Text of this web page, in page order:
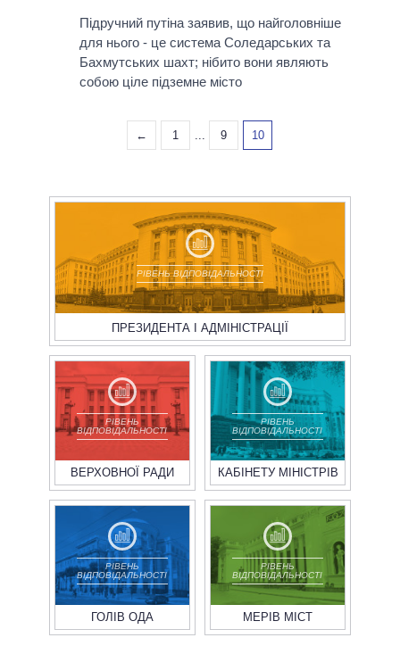
Підручний путіна заявив, що найголовніше
для нього - це система Соледарських та
Бахмутських шахт; нібито вони являють
собою ціле підземне місто
← 1 ... 9 10
РІВЕНЬ ВІДПОВІДАЛЬНОСТІ
ПРЕЗИДЕНТА І АДМІНІСТРАЦІЇ
РІВЕНЬ
ВІДПОВІДАЛЬНОСТІ
ВЕРХОВНОЇ РАДИ
РІВЕНЬ
ВІДПОВІДАЛЬНОСТІ
КАБІНЕТУ МІНІСТРІВ
РІВЕНЬ
ВІДПОВІДАЛЬНОСТІ
ГОЛІВ ОДА
РІВЕНЬ
ВІДПОВІДАЛЬНОСТІ
МЕРІВ МІСТ